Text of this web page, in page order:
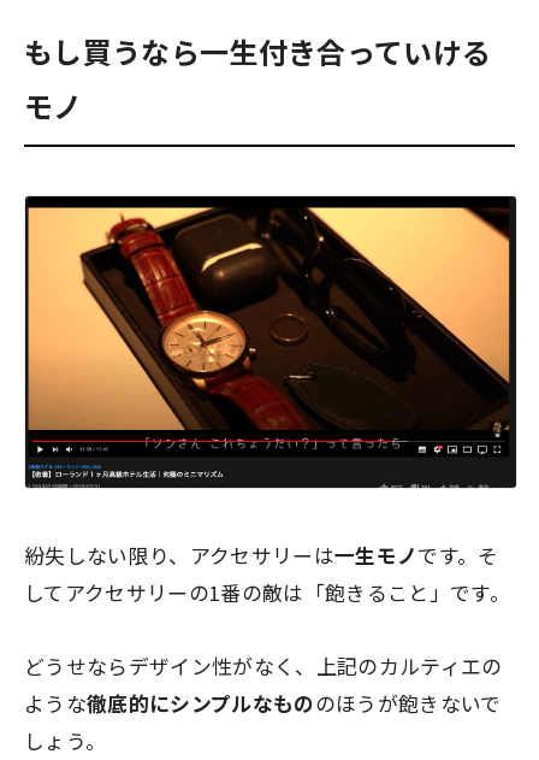
もし買うなら一生付き合っていける
モノ
紛失しない限り、アクセサリーは一生モノです。そ
してアクセサリーの1番の敵は 「飽きること」 です。
どうせならデザイン性がなく、上記のカルティエの
ような徹底的にシンプルなもののほうが飽きないで
しょう。